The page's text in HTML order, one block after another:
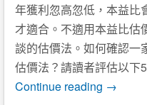
年獲利忽高忽低，本益比
才適合。不適用本益比估
談的估價法。如何確認一
估價法？請讀者評估以下5
Continue reading →